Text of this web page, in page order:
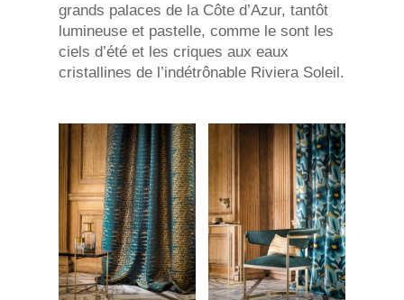
grands palaces de la Côte d’Azur, tantôt
lumineuse et pastelle, comme le sont les
ciels d’été et les criques aux eaux
cristallines de l’indétrônable Riviera Soleil.